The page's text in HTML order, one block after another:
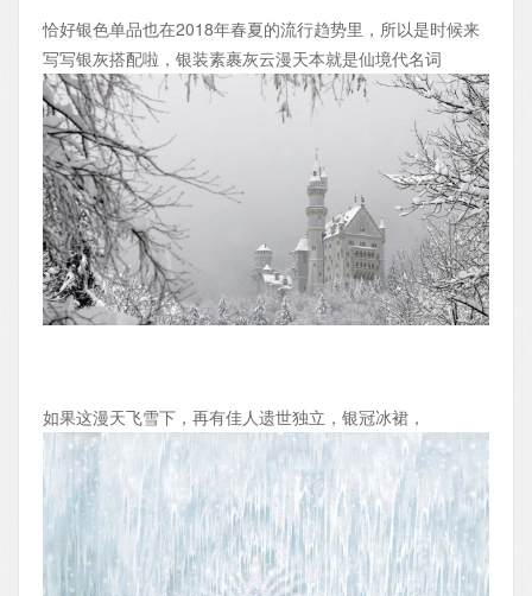
恰好银色单品也在2018年春夏的流行趋势里，所以是时候来
写写银灰搭配啦，银装素裹灰云漫天本就是仙境代名词
如果这漫天飞雪下，再有佳人遗世独立，银冠冰裙，